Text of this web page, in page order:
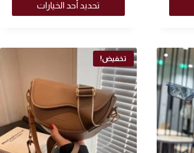
تحديد أحد الخيارات
تخفيض!